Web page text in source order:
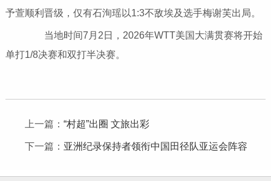
予萱顺利晋级，仅有石洵瑶以1:3不敌埃及选手梅谢芙出局。
当地时间7月2日，2026年WTT美国大满贯赛将开始
单打1/8决赛和双打半决赛。
上一篇： “村超”出圈 文旅出彩
下一篇： 亚洲纪录保持者领衔中国田径队亚运会阵容